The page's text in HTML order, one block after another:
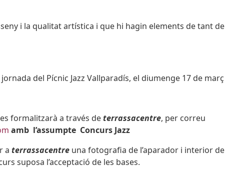
i la qualitat artística i que hi hagin elements de tant de
del Pícnic Jazz Vallparadís, el diumenge 17 de març
formalitzarà a través deterrassacentre, per correu
amb l’assumpte Concurs Jazz
a terrassacentre una fotografia de l’aparador i interior de
suposa l’acceptació de les bases.